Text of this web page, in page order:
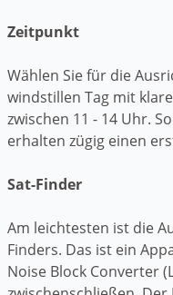
Zeitpunkt
Wählen Sie für die
windstillen Tag mit
zwischen 11 - 14 Uhr.
erhalten zügig einen
Sat-Finder
Am leichtesten ist die
Finders. Das ist ein
Noise Block Converter